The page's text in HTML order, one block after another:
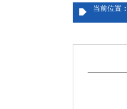
当前位置